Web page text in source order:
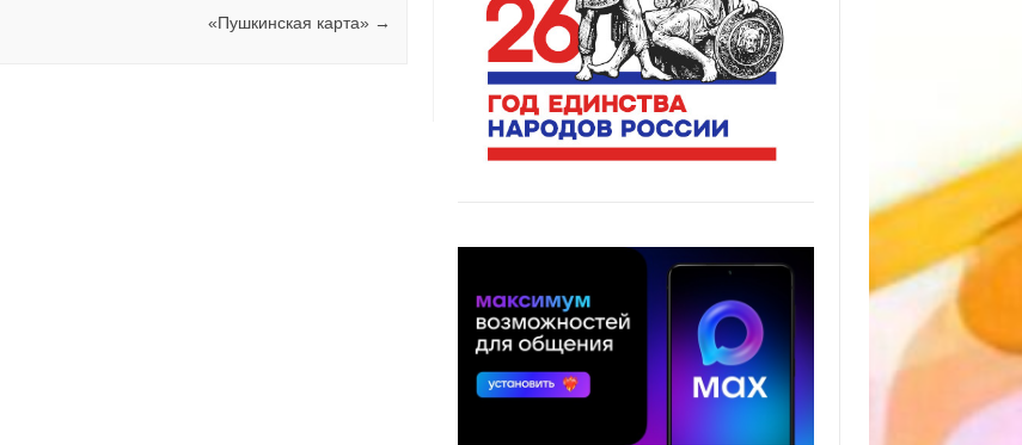
«Пушкинская карта» →